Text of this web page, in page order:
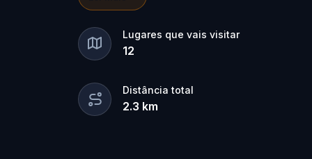
for the dramatic? Or is someone else
🔎Gather clues, interrogate
they strike again. Make sure to have
Lugares que vais visitar
12
Distância total
2.3 km